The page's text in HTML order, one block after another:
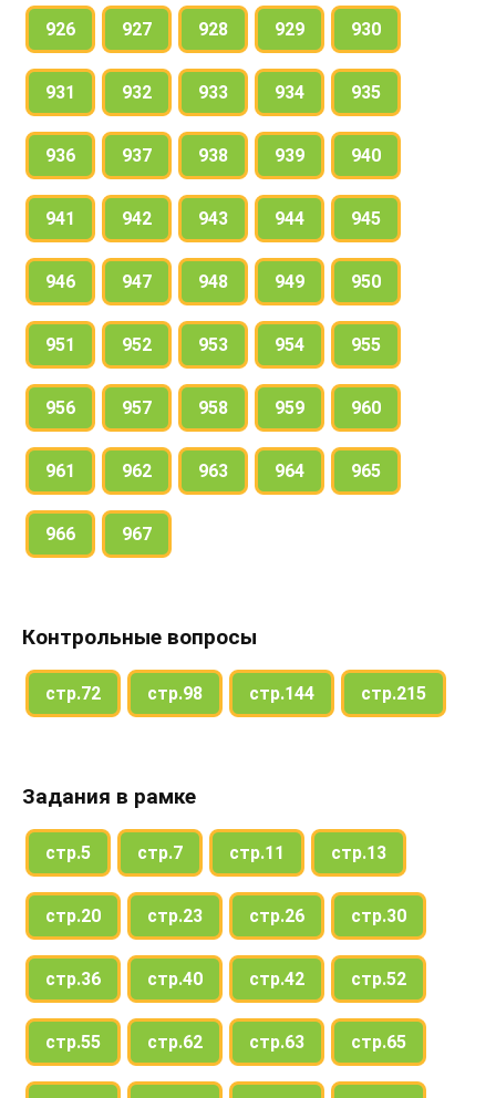
926 927 928 929 930
931 932 933 934 935
936 937 938 939 940
941 942 943 944 945
946 947 948 949 950
951 952 953 954 955
956 957 958 959 960
961 962 963 964 965
966 967
Контрольные вопросы
стр.72 стр.98 стр.144 стр.215
Задания в рамке
стр.5 стр.7 стр.11 стр.13
стр.20 стр.23 стр.26 стр.30
стр.36 стр.40 стр.42 стр.52
стр.55 стр.62 стр.63 стр.65